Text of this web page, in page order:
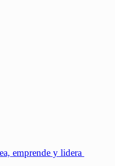
emprende y lidera